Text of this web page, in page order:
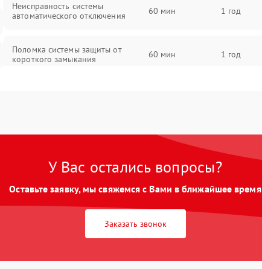
Неисправность системы
автоматического отключения
60 мин 1 год
Поломка системы защиты от
короткого замыкания
60 мин 1 год
Неисправность системы защиты от
60 мин
замыкания
60 мин
Неисправность системы защиты от 60 мин
У Вас остались вопросы?
Оставьте заявку, мы свяжемся с Вами в ближайшее время
Заказать звонок